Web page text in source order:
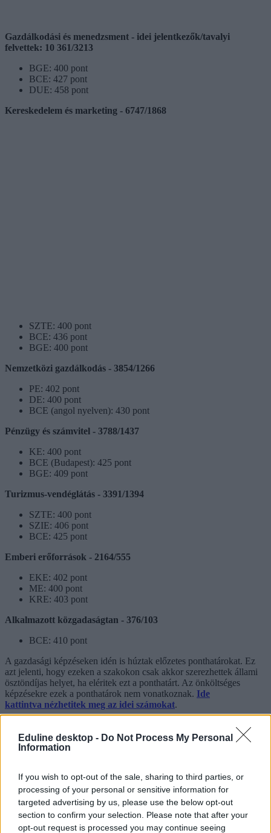
Eduline desktop - Do Not Process My Personal
Information
If you wish to opt-out of the sale, sharing to third parties, or
processing of your personal or sensitive information for
targeted advertising by us, please use the below opt-out
section to confirm your selection. Please note that after your
opt-out request is processed you may continue seeing
Gazdálkodási és menedzsment - idei jelentkezők/tavalyi
felvettek: 10 361/3213
BGE: 400 pont
BCE: 427 pont
DUE: 458 pont
Kereskedelem és marketing - 6747/1868
SZTE: 400 pont
BCE: 436 pont
BGE: 400 pont
Nemzetközi gazdálkodás - 3854/1266
PE: 402 pont
DE: 400 pont
BCE (angol nyelven): 430 pont
Pénzügy és számvitel - 3788/1437
KE: 400 pont
BCE (Budapest): 425 pont
BGE: 409 pont
Turizmus-vendéglátás - 3391/1394
SZTE: 400 pont
SZIE: 406 pont
BCE: 425 pont
Emberi erőforrások - 2164/555
EKE: 402 pont
ME: 400 pont
KRE: 403 pont
Alkalmazott közgadaságtan - 376/103
BCE: 410 pont
A gazdasági képzéseken idén is húztak előzetes ponthatárokat. Ez
azt jelenti, hogy ezeken a szakokon csak akkor szerezhettek állami
ösztöndíjas helyet, ha eléritek ezt a ponthatárt. Az önköltséges
képzésekre ezek a ponthatárok nem vonatkoznak. Ide
kattintva nézhetitek meg az idei számokat.
Emelkedhetnek ezek a ponthatárok? Igen, előfordult már a korábbi
években is, hogy a jelentkezők száma és teljesítménye alapján
emelkedtek néhány ponttal az előzetes ponthatárok.
felvételi legfrissebb híreit pedigitt találjátok.